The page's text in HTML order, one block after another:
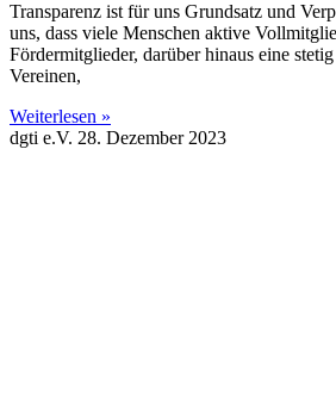
Transparenz ist für uns Grundsatz und
uns, dass viele Menschen aktive
Fördermitglieder, darüber hinaus eine
Vereinen,
Weiterlesen »
dgti e.V. 28. Dezember 2023